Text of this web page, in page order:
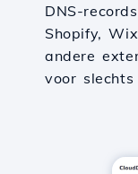
DNS-
Shopify,
andere
voor